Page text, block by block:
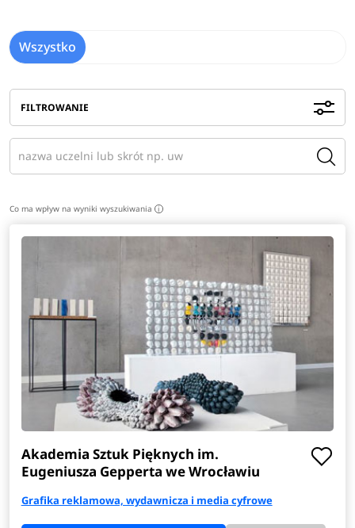
Wszystko
FILTROWANIE
Co ma wpływ na wyniki wyszukiwania i
Akademia Sztuk Pięknych im.
Eugeniusza Gepperta we Wrocławiu
Grafika reklamowa, wydawnicza i media cyfrowe